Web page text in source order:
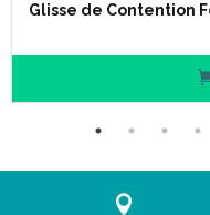
Glisse de Contention